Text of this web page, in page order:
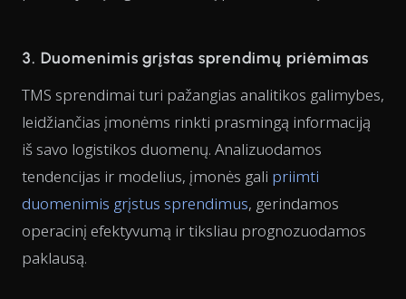
3. Duomenimis grįstas sprendimų priėmimas
TMS sprendimai turi pažangias analitikos galimybes,
leidžiančias įmonėms rinkti prasmingą informaciją
iš savo logistikos duomenų. Analizuodamos
tendencijas ir modelius, įmonės gali priimti
duomenimis grįstus sprendimus, gerindamos
operacinį efektyvumą ir tiksliau prognozuodamos
paklausą.